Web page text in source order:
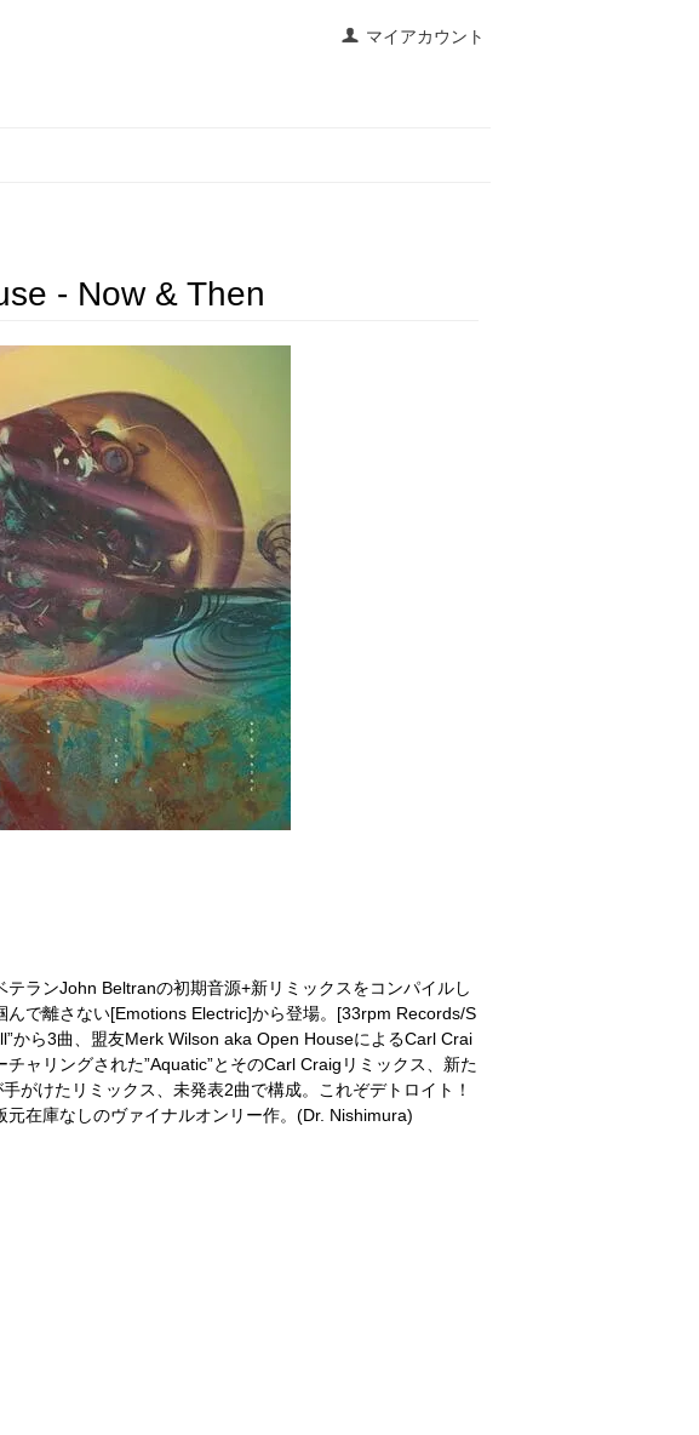
マイアカウント
- Now & Then
ランJohn Beltranの初期音源+新リミックスをコンパイルし
で離さない[Emotions Electric]から登場。[33rpm Records/S
から3曲、盟友Merk Wilson aka Open HouseによるCarl Crai
ャリングされた”Aquatic”とそのCarl Craigリミックス、新た
がけたリミックス、未発表2曲で構成。これぞデトロイト！
在庫なしのヴァイナルオンリー作。(Dr. Nishimura)